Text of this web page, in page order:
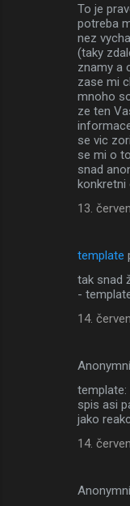
To je
potreba
nez
(taky
znamy a
zase mi
mnoho
ze ten
se vic
se mi o
snad
konkretni
13.
template
tak snad
-
14.
Anonymní
spis asi
jako
14.
Anonymní